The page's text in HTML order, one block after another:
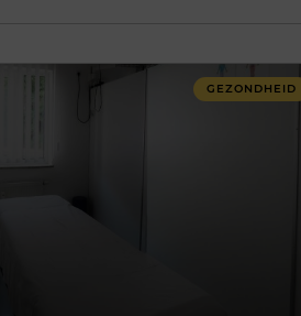
GEZONDHEID